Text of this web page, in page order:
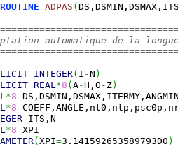
ADPAS (
automatique de la
INTEGER( I -N )
REAL *8 (A-H,O - Z)
*8
*8
ITS,N
*8 XPI
(XPI=3.141592653589793D0 )